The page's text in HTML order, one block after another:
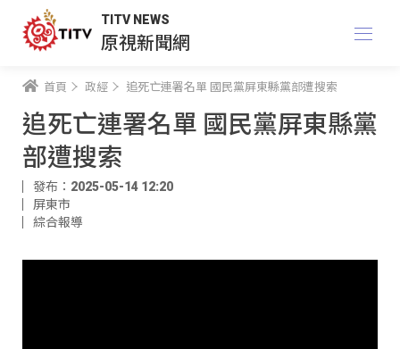
TITV NEWS
原視新聞網
首頁 政經 追死亡連署名單 國民黨屏東縣黨部遭搜索
追死亡連署名單 國民黨屏東縣黨
部遭搜索
發布：2025-05-14 12:20
屏東市
綜合報導